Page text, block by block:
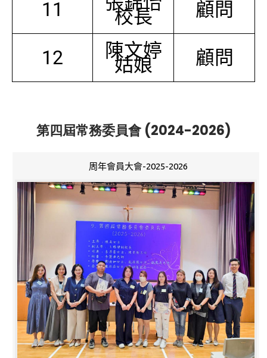
11 校長 顧問
12 陳文婷
姑娘 顧問
第四屆常務委員會 (2024-2026)
周年會員大會-2025-2026